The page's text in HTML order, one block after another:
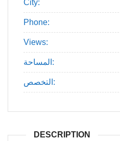
City:
Phone:
Views:
المساحة:
التخصص:
DESCRIPTION